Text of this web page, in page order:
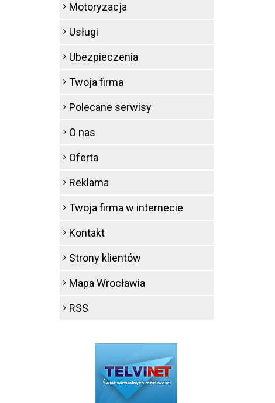
Motoryzacja
Usługi
Ubezpieczenia
Twoja firma
Polecane serwisy
O nas
Oferta
Reklama
Twoja firma w internecie
Kontakt
Strony klientów
Mapa Wrocławia
RSS